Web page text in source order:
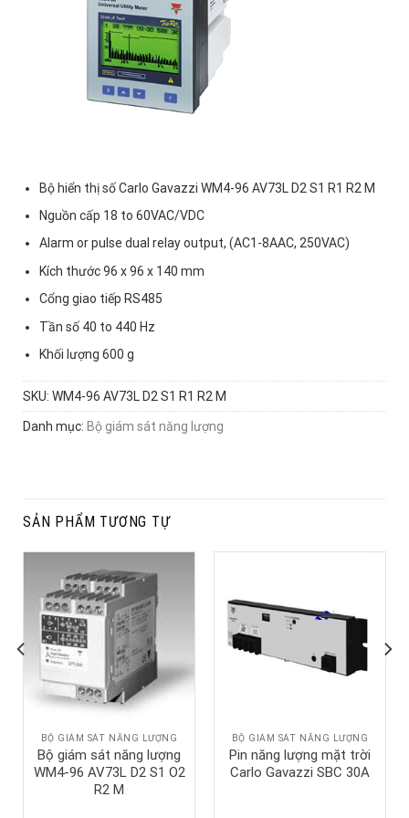
Bộ hiển thị số Carlo GavazziWM4-96 AV73L D2 S1 R1 R2 M
Nguồn cấp 18 to 60VAC/VDC
Alarm or pulse dual relay output, (AC1-8AAC, 250VAC)
Kích thước96 x 96 x 140 mm
Cổng giao tiếp RS485
Tần số 40 to 440 Hz
Khối lượng600 g
SKU: WM4-96 AV73L D2 S1 R1 R2 M
Danh mục: Bộ giám sát năng lượng
SẢN PHẨM TƯƠNG TỰ
BỘ GIÁM SÁT NĂNG LƯỢNG
Bộ giám sát năng lượng
WM4-96 AV73L D2 S1 O2
R2 M
BỘ GIÁM SÁT NĂNG LƯỢNG
Pin năng lượng mặt trời
Carlo Gavazzi SBC 30A